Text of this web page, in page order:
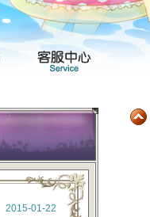
產品專區 相關下
2015-01-22